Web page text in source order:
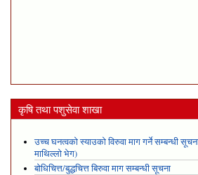
कृषि तथा पशुसेवा शाखा
उच्च घनत्वको स्याउको विरुवा माग गर्ने सम्बन्धी
माथिल्लो भेग)
बोधिचित्त/बुद्धचित्त बिरुवा माग सम्बन्धी सूचना